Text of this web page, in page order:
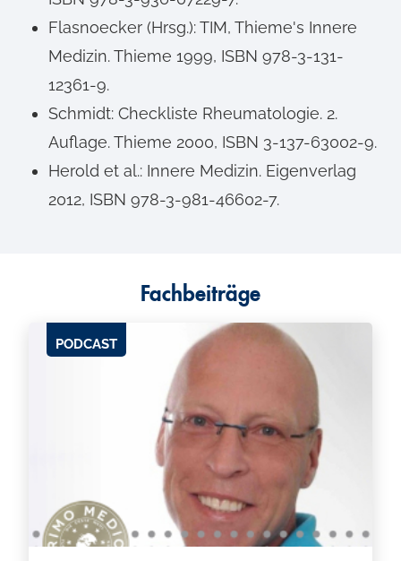
Flasnoecker (Hrsg.): TIM, Thieme's Innere
Medizin. Thieme 1999, ISBN 978-3-131-
12361-9.
Schmidt: Checkliste Rheumatologie. 2.
Auflage. Thieme 2000, ISBN 3-137-63002-9.
Herold et al.: Innere Medizin. Eigenverlag
2012, ISBN 978-3-981-46602-7.
Fachbeiträge
PODCAST